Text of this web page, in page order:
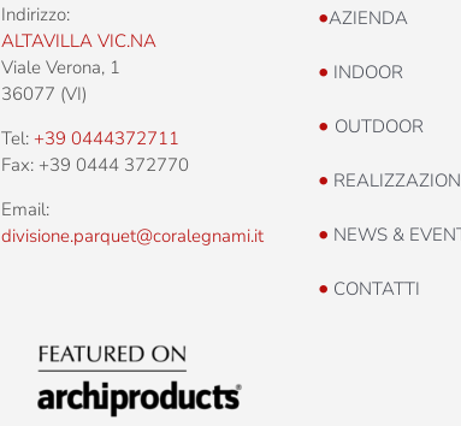
Indirizzo:
ALTAVILLA VIC.NA
Viale Verona, 1
36077 (VI)
Tel:+39 0444372711
Fax: +39 0444 372770
Email:
divisione.parquet@coralegnami.it
•AZIENDA
• INDOOR
• OUTDOOR
•
• NEWS &
• CONTATTI